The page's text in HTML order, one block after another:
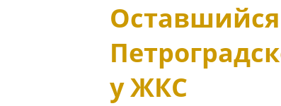
у ЖКС